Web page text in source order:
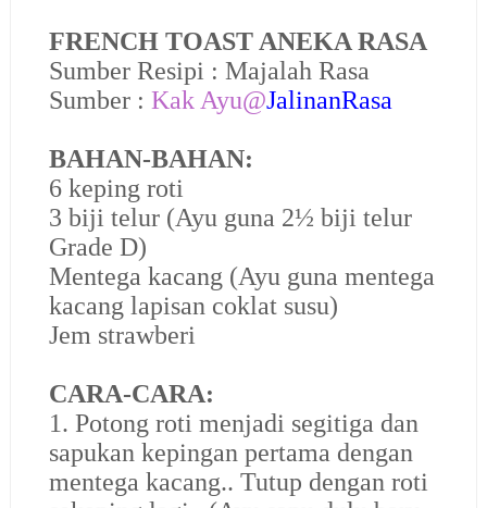
FRENCH TOAST ANEKA RASA
Sumber Resipi : Majalah Rasa
Sumber : Kak Ayu@JalinanRasa
BAHAN-BAHAN:
6 keping roti
3 biji telur (Ayu guna 2½ biji telur
Grade D)
Mentega kacang (Ayu guna mentega
kacang lapisan coklat susu)
Jem strawberi
CARA-CARA:
1. Potong roti menjadi segitiga dan
sapukan kepingan pertama dengan
mentega kacang.. Tutup dengan roti